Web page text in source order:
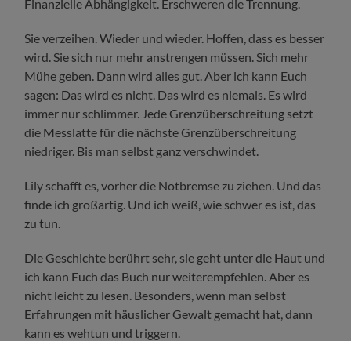
Finanzielle Abhängigkeit. Erschweren die Trennung.
Sie verzeihen. Wieder und wieder. Hoffen, dass es besser
wird. Sie sich nur mehr anstrengen müssen. Sich mehr
Mühe geben. Dann wird alles gut. Aber ich kann Euch
sagen: Das wird es nicht. Das wird es niemals. Es wird
immer nur schlimmer. Jede Grenzüberschreitung setzt
die Messlatte für die nächste Grenzüberschreitung
niedriger. Bis man selbst ganz verschwindet.
Lily schafft es, vorher die Notbremse zu ziehen. Und das
finde ich großartig. Und ich weiß, wie schwer es ist, das
zu tun.
Die Geschichte berührt sehr, sie geht unter die Haut und
ich kann Euch das Buch nur weiterempfehlen. Aber es
nicht leicht zu lesen. Besonders, wenn man selbst
Erfahrungen mit häuslicher Gewalt gemacht hat, dann
kann es wehtun und triggern.